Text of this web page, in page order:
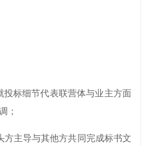
投标细节代表联营体与业主方面
；
方主导与其他方共同完成标书文